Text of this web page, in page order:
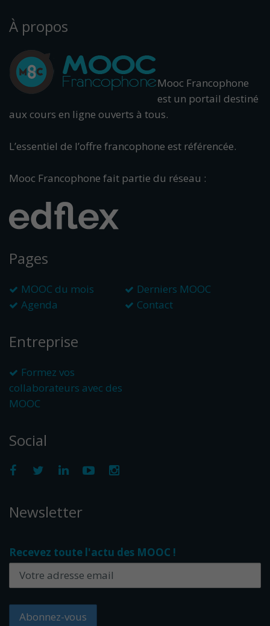
À propos
Mooc Francophone
est un portail destiné
aux cours en ligne ouverts à tous.
L’essentiel de l’offre francophone est référencée.
Mooc Francophone fait partie du réseau :
Pages
MOOC du mois
Derniers MOOC
Agenda
Contact
Entreprise
Formez vos
collaborateurs avec des
MOOC
Social
Newsletter
Recevez toute l'actu des MOOC !